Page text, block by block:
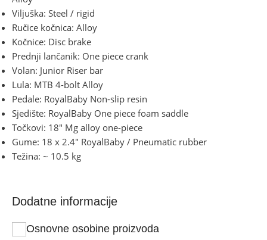
Viljuška: Steel / rigid
Ručice kočnica: Alloy
Kočnice: Disc brake
Prednji lančanik: One piece crank
Volan: Junior Riser bar
Lula: MTB 4-bolt Alloy
Pedale: RoyalBaby Non-slip resin
Sjedište: RoyalBaby One piece foam saddle
Točkovi: 18″ Mg alloy one-piece
Gume: 18 x 2.4″ RoyalBaby / Pneumatic rubber
Težina: ~ 10.5 kg
Dodatne informacije
Osnovne osobine proizvoda